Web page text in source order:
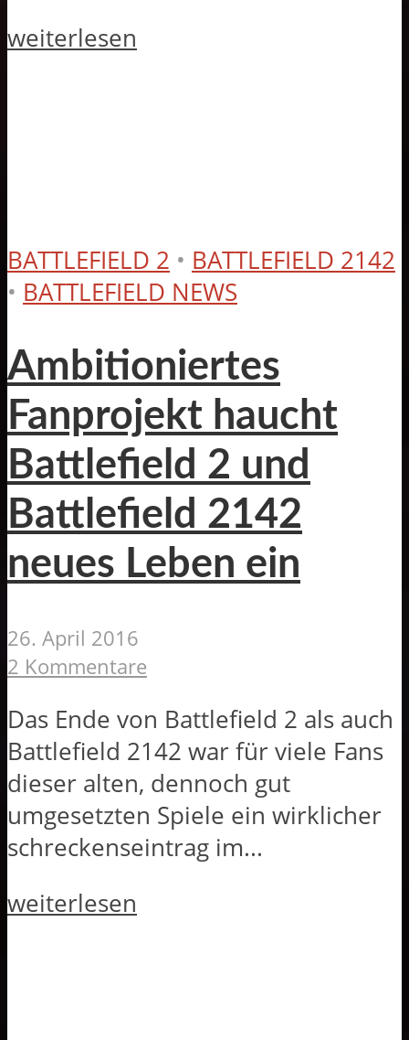
weiterlesen
BATTLEFIELD 2 • BATTLEFIELD 2142
• BATTLEFIELD NEWS
Ambitioniertes
Fanprojekt haucht
Battlefield 2 und
Battlefield 2142
neues Leben ein
26. April 2016
2 Kommentare
Das Ende von Battlefield 2 als auch
Battlefield 2142 war für viele Fans
dieser alten, dennoch gut
umgesetzten Spiele ein wirklicher
schreckenseintrag im...
weiterlesen